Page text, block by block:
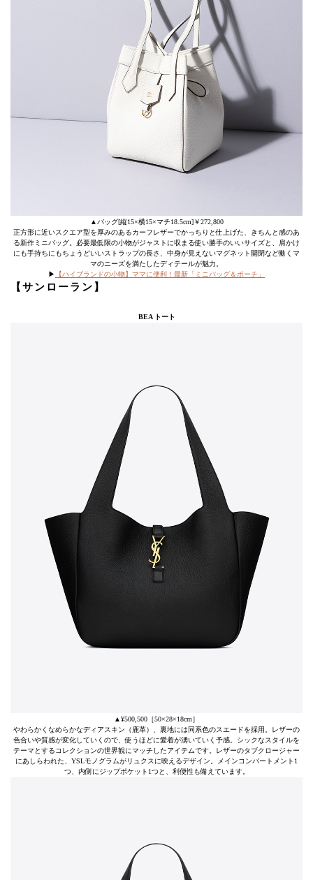
▲バッグ[縦15×横15×マチ18.5cm]￥272,800
正方形に近いスクエア型を厚みのあるカーフレザーでかっちりと仕上げた、きちんと感のあ
る新作ミニバッグ。必要最低限の小物がジャストに収まる使い勝手のいいサイズと、肩かけ
にも手持ちにもちょうどいいストラップの長さ、中身が見えないマグネット開閉など働くマ
マのニーズを満たしたディテールが魅力。
▶︎
【ハイブランドの小物】ママに便利！最新「ミニバッグ＆ポーチ」
【サンローラン】
BEA トート
▲¥500,500［50×28×18cm］
やわらかくなめらかなディアスキン（鹿革）、裏地には同系色のスエードを採用。レザーの
色合いや質感が変化していくので、使うほどに愛着が湧いていく予感。シックなスタイルを
テーマとするコレクションの世界観にマッチしたアイテムです。レザーのタブクロージャー
にあしらわれた、YSLモノグラムがリュクスに映えるデザイン。メインコンパートメント1
つ、内側にジップポケット1つと、利便性も備えています。